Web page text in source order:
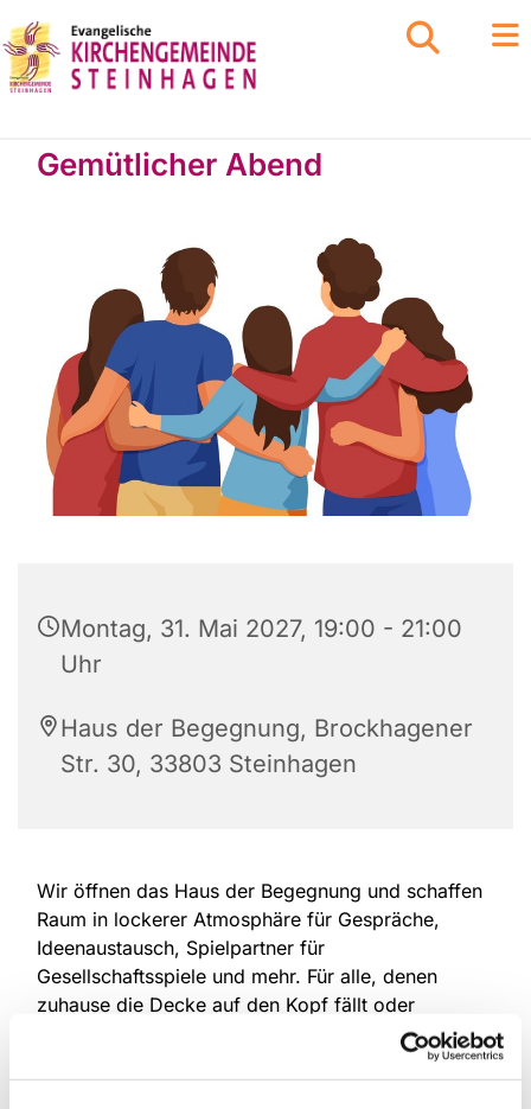
Gemütlicher Abend
Montag, 31. Mai 2027, 19:00 - 21:00
Uhr
Haus der Begegnung, Brockhagener
Str. 30, 33803 Steinhagen
Wir öffnen das Haus der Begegnung und schaffen
Raum in lockerer Atmosphäre für Gespräche,
Ideenaustausch, Spielpartner für
Gesellschaftsspiele und mehr. Für alle, denen
zuhause die Decke auf den Kopf fällt oder
Mitmenschen fehlen. Eine Anmeldung ist nicht